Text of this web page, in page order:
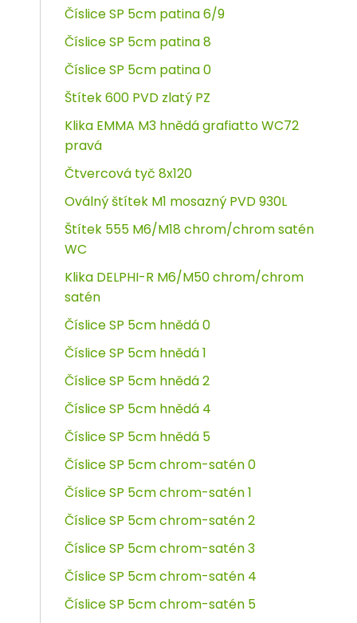
Číslice SP 5cm patina 6/9
Číslice SP 5cm patina 8
Číslice SP 5cm patina 0
Štítek 600 PVD zlatý PZ
Klika EMMA M3 hnědá grafiatto WC72
pravá
Čtvercová tyč 8x120
Oválný štítek M1 mosazný PVD 930L
Štítek 555 M6/M18 chrom/chrom satén
WC
Klika DELPHI-R M6/M50 chrom/chrom
satén
Číslice SP 5cm hnědá 0
Číslice SP 5cm hnědá 1
Číslice SP 5cm hnědá 2
Číslice SP 5cm hnědá 4
Číslice SP 5cm hnědá 5
Číslice SP 5cm chrom-satén 0
Číslice SP 5cm chrom-satén 1
Číslice SP 5cm chrom-satén 2
Číslice SP 5cm chrom-satén 3
Číslice SP 5cm chrom-satén 4
Číslice SP 5cm chrom-satén 5